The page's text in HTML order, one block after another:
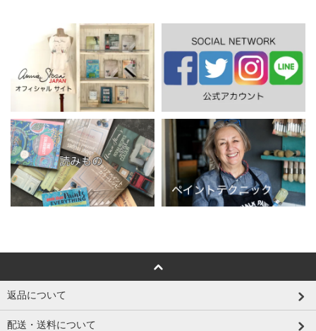
返品について
配送・送料について